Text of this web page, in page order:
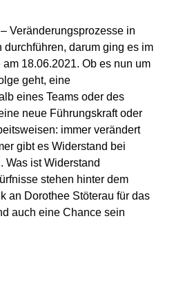
Veränderungsprozesse in
durchführen, darum ging es im
18.06.2021. Ob es nun um
geht, eine
eines Teams oder des
neue Führungskraft oder
immer verändert
gibt es Widerstand bei
Was ist Widerstand
stehen hinter dem
an Dorothee Stöterau für das
auch eine Chance sein